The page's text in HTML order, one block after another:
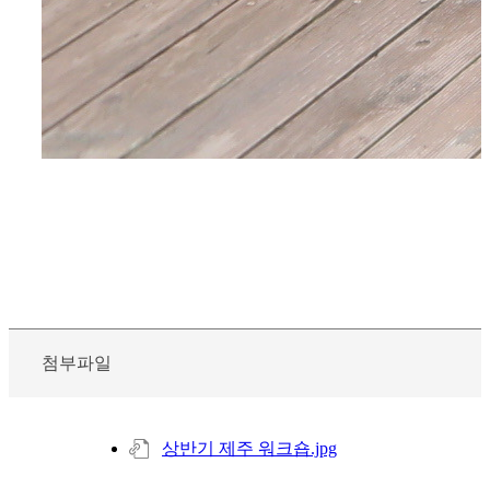
첨부파일
상반기 제주 워크숍.jpg